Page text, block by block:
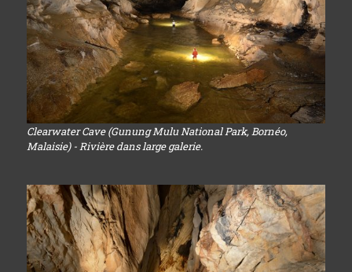
Clearwater Cave (Gunung Mulu National Park, Bornéo,
Malaisie) - Rivière dans large galerie.